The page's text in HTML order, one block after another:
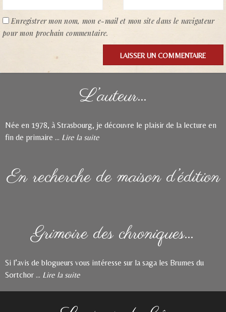
Enregistrer mon nom, mon e-mail et mon site dans le navigateur
pour mon prochain commentaire.
L’auteur…
Née en 1978, à Strasbourg, je découvre le plaisir de la lecture en
fin de primaire ... Lire la suite
En recherche de maison d’édition
Grimoire des chroniques…
Si l’avis de blogueurs vous intéresse sur la saga les Brumes du
Sortchor ... Lire la suite